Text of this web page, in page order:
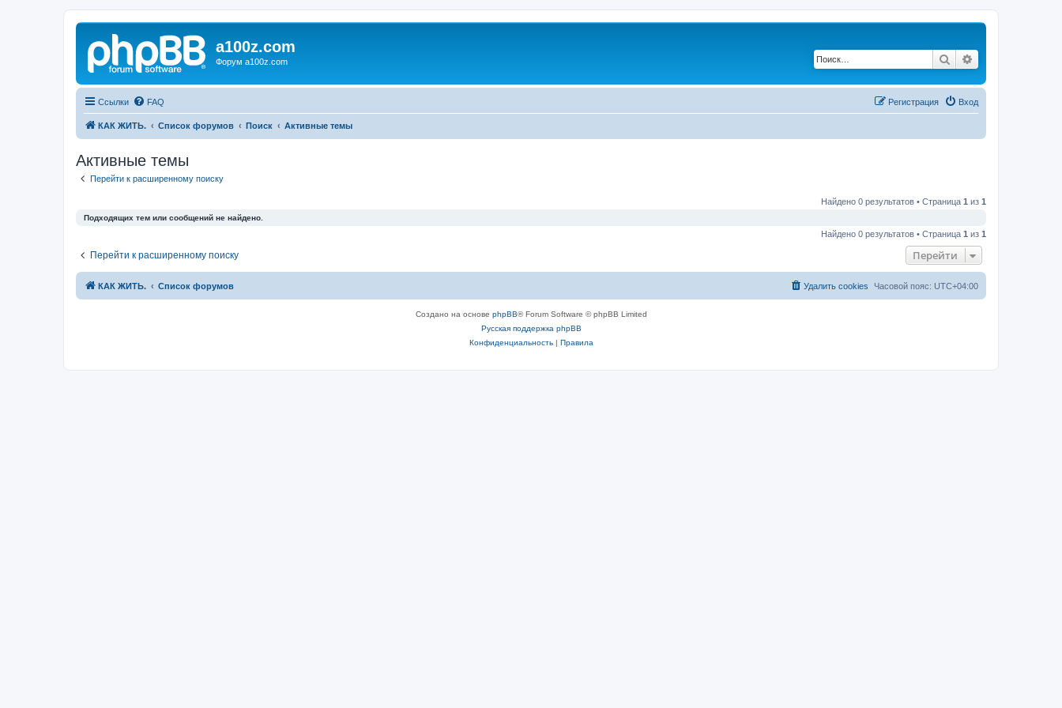
a100z.com
Форум a100z.com Поиск
Ссылки FAQ Вход
Регистрация
КАК ЖИТЬ. Список форумов Поиск Активные темы
Активные темы
Перейти к расширенному поиску
Найдено 0 результатов • Страница 1 из 1
Подходящих тем или сообщений не найдено.
Найдено 0 результатов • Страница 1 из 1
Перейти к расширенному поиску Перейти
КАК ЖИТЬ. Список форумов Часовой пояс: UTC+04:00
Удалить cookies
Создано на основе phpBB® Forum Software © phpBB Limited
Русская поддержка phpBB
Конфиденциальность| Правила